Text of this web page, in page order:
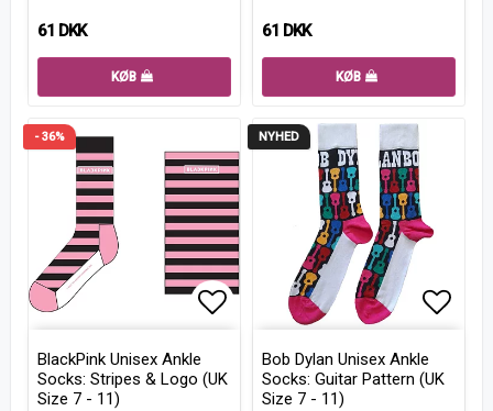
61 DKK
KØB
61 DKK
KØB
- 36%
BlackPink Unisex Ankle
Socks: Stripes & Logo (UK
Size 7 - 11)
NYHED
Bob Dylan Unisex Ankle
Socks: Guitar Pattern (UK
Size 7 - 11)